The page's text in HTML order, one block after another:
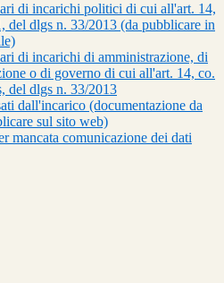
di incarichi politici di cui all'art. 14,
del dlgs n. 33/2013 (da pubblicare in
di incarichi di amministrazione, di
o di governo di cui all'art. 14, co.
del dlgs n. 33/2013
dall'incarico (documentazione da
sul sito web)
mancata comunicazione dei dati